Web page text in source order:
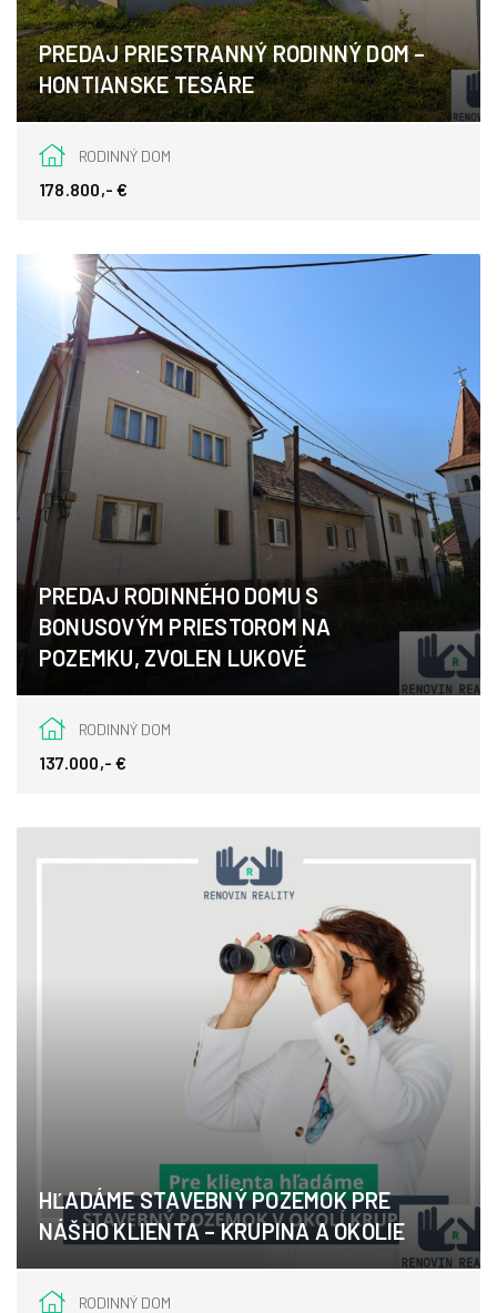
PREDAJ PRIESTRANNÝ RODINNÝ DOM –
HONTIANSKE TESÁRE
Hontianske Tesáre
RODINNÝ DOM
178.800,- €
PREDAJ RODINNÉHO DOMU S
BONUSOVÝM PRIESTOROM NA
POZEMKU, ZVOLEN LUKOVÉ
Lukové, Zvolen
RODINNÝ DOM
137.000,- €
HĽADÁME STAVEBNÝ POZEMOK PRE
NÁŠHO KLIENTA – KRUPINA A OKOLIE
Krupina
RODINNÝ DOM